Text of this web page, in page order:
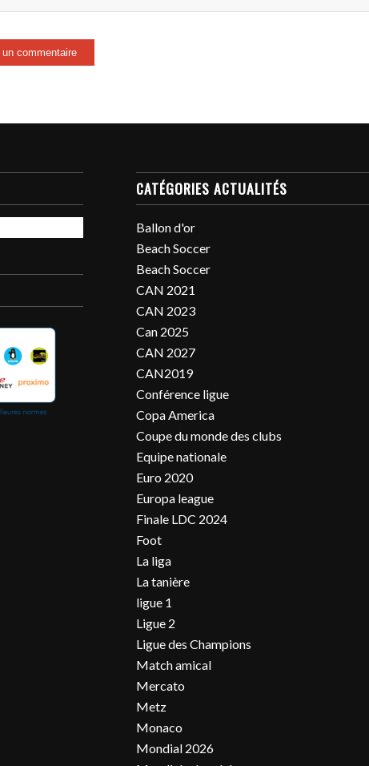
CATÉGORIES ACTUALITÉS
Ballon d'or
Beach Soccer
Beach Soccer
CAN 2021
CAN 2023
Can 2025
CAN 2027
CAN2019
Conférence ligue
Copa America
Coupe du monde des clubs
Equipe nationale
Euro 2020
Europa league
Finale LDC 2024
Foot
La liga
La tanière
ligue 1
Ligue 2
Ligue des Champions
Match amical
Mercato
Metz
Monaco
Mondial 2026